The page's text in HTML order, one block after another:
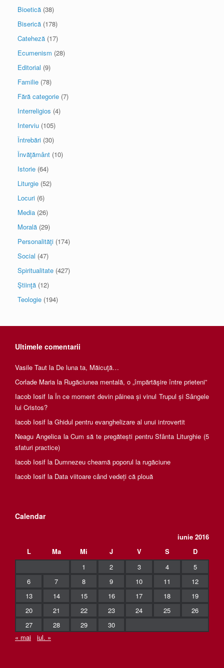
Bioetică (38)
Biserică (178)
Cateheză (17)
Ecumenism (28)
Editorial (9)
Familie (78)
Fără categorie (7)
Interreligios (4)
Interviu (105)
Întrebări (30)
Învăţământ (10)
Istorie (64)
Liturgie (52)
Locuri (6)
Media (26)
Morală (29)
Personalităţi (174)
Social (47)
Spiritualitate (427)
Ştiinţă (12)
Teologie (194)
Ultimele comentarii
Vasile Taut la De luna ta, Măicuţă…
Corlade Maria la Rugăciunea mentală, o „împărtăşire între prieteni”
Iacob Iosif la În ce moment devin pâinea și vinul Trupul și Sângele
lui Cristos?
Iacob Iosif la Ghidul pentru evanghelizare al unui introvertit
Neagu AngelicalaCum să te pregătești pentru Sfânta Liturghie (5
sfaturi practice)
Iacob Iosif la Dumnezeu cheamă poporul la rugăciune
Iacob Iosif la Data viitoare când vedeți că plouă
Calendar
iunie 2016
L
Ma Mi J V S
D
1
2 3 4
5
6
7 8 9 10 11
12
13
14 15 16 17 18
19
20
21 22 23 24 25
26
27
28 29
30
« mai
iul. »